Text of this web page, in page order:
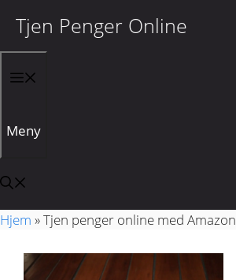
Hopp til innhold
Tjen Penger Online
Meny
Hjem »Tjen penger online med Amazon